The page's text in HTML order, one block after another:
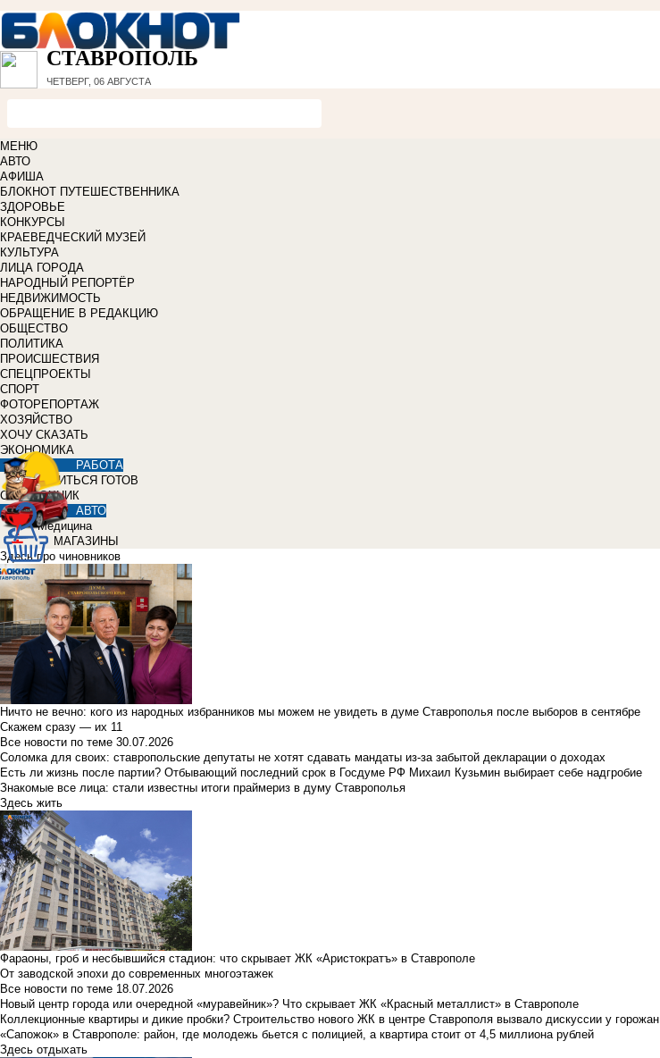
СТАВРОПОЛЬ
ЧЕТВЕРГ, 06 АВГУСТА
МЕНЮ
АВТО
АФИША
БЛОКНОТ ПУТЕШЕСТВЕННИКА
ЗДОРОВЬЕ
КОНКУРСЫ
КРАЕВЕДЧЕСКИЙ МУЗЕЙ
КУЛЬТУРА
ЛИЦА ГОРОДА
НАРОДНЫЙ РЕПОРТЁР
НЕДВИЖИМОСТЬ
ОБРАЩЕНИЕ В РЕДАКЦИЮ
ОБЩЕСТВО
ПОЛИТИКА
ПРОИСШЕСТВИЯ
СПЕЦПРОЕКТЫ
СПОРТ
ФОТОРЕПОРТАЖ
ХОЗЯЙСТВО
ХОЧУ СКАЗАТЬ
ЭКОНОМИКА
РАБОТА
УЧИТЬСЯ ГОТОВ
СПРАВОЧНИК
АВТО
Медицина
МАГАЗИНЫ
Здесь про чиновников
Ничто не вечно: кого из народных избранников мы можем не увидеть в думе Ставрополья после выборов в сентябре
Скажем сразу — их 11
Все новости по теме 30.07.2026
Соломка для своих: ставропольские депутаты не хотят сдавать мандаты из-за забытой декларации о доходах
Есть ли жизнь после партии? Отбывающий последний срок в Госдуме РФ Михаил Кузьмин выбирает себе надгробие
Знакомые все лица: стали известны итоги праймериз в думу Ставрополья
Здесь жить
Фараоны, гроб и несбывшийся стадион: что скрывает ЖК «Аристократъ» в Ставрополе
От заводской эпохи до современных многоэтажек
Все новости по теме 18.07.2026
Новый центр города или очередной «муравейник»? Что скрывает ЖК «Красный металлист» в Ставрополе
Коллекционные квартиры и дикие пробки? Строительство нового ЖК в центре Ставрополя вызвало дискуссии у горожан
«Сапожок» в Ставрополе: район, где молодежь бьется с полицией, а квартира стоит от 4,5 миллиона рублей
Здесь отдыхать